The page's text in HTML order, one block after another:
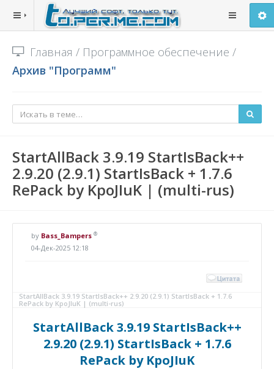
Главная / Программное обеспечение /
Архив "Программ"
StartAllBack 3.9.19 StartIsBack++
2.9.20 (2.9.1) StartIsBack + 1.7.6
RePack by KpoJIuK | (multi-rus)
by Bass_Bampers ®
04-Дек-2025 12:18
StartAllBack 3.9.19 StartIsBack++ 2.9.20 (2.9.1) StartIsBack + 1.7.6
RePack by KpoJIuK | (multi-rus)
StartAllBack 3.9.19 StartIsBack++
2.9.20 (2.9.1) StartIsBack + 1.7.6
RePack by KpoJIuK